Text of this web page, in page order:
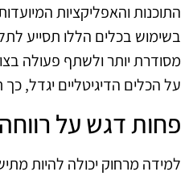
התוכנות והאפליקציות
בשימוש בכלים הללו תסייע
מסודרת יותר ולשתף פעולה
על הכלים הדיגיטליים יגדל,
פחות דגש על
למידה מרחוק יכולה להיות